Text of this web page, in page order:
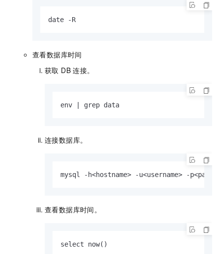
date -R
查看数据库时间
获取 DB 连接。
env | grep data
连接数据库。
mysql -h<hostname> -u<username> -
查看数据库时间。
select now()